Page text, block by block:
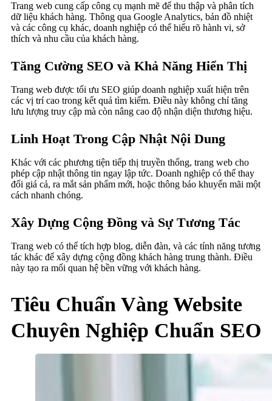
Trang web cung cấp công cụ mạnh mẽ để thu thập và phân tích
dữ liệu khách hàng. Thông qua Google Analytics, bản đồ nhiệt
và các công cụ khác, doanh nghiệp có thể hiểu rõ hành vi, sở
thích và nhu cầu của khách hàng.
Tăng Cường SEO và Khả Năng Hiển Thị
Trang web được tối ưu SEO giúp doanh nghiệp xuất hiện trên
các vị trí cao trong kết quả tìm kiếm. Điều này không chỉ tăng
lưu lượng truy cập mà còn nâng cao độ nhận diện thương hiệu.
Linh Hoạt Trong Cập Nhật Nội Dung
Khác với các phương tiện tiếp thị truyền thống, trang web cho
phép cập nhật thông tin ngay lập tức. Doanh nghiệp có thể thay
đổi giá cả, ra mắt sản phẩm mới, hoặc thông báo khuyến mãi một
cách nhanh chóng.
Xây Dựng Cộng Đồng và Sự Tương Tác
Trang web có thể tích hợp blog, diễn đàn, và các tính năng tương
tác khác để xây dựng cộng đồng khách hàng trung thành. Điều
này tạo ra mối quan hệ bền vững với khách hàng.
Tiêu Chuẩn Vàng Website
Chuyên Nghiệp Chuẩn SEO